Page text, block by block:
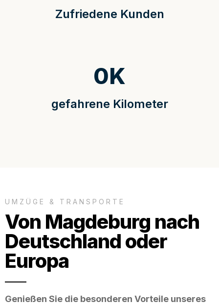
Zufriedene Kunden
gefahrene Kilometer
0K
UMZÜGE & TRANSPORTE
Von Magdeburg nach
Deutschland oder
Europa
Genießen Sie die besonderen Vorteile unseres